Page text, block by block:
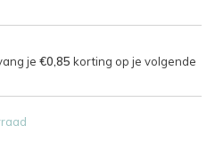
je €0,85 korting op je volgende